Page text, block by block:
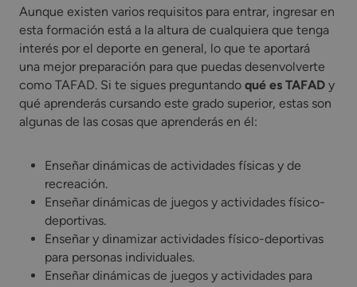
Aunque existen varios requisitos para entrar, ingresar en
esta formación está a la altura de cualquiera que tenga
interés por el deporte en general, lo que te aportará
una mejor preparación para que puedas desenvolverte
como TAFAD. Si te sigues preguntando qué es TAFAD y
qué aprenderás cursando este grado superior, estas son
algunas de las cosas que aprenderás en él:
Enseñar dinámicas de actividades físicas y de
recreación.
Enseñar dinámicas de juegos y actividades físico-
deportivas.
Enseñar y dinamizar actividades físico-deportivas
para personas individuales.
Enseñar dinámicas de juegos y actividades para